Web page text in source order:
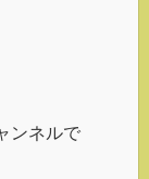
ンネルで